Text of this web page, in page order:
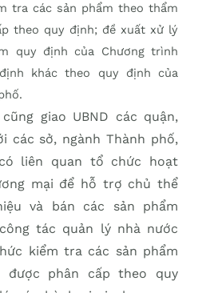
tra các sản phẩm theo thẩm
theo quy định; đề xuất xử lý
quy định của Chương trình
khác theo quy định của
giao UBND các quận,
các sở, ngành Thành phố,
liên quan tổ chức hoạt
mại để hỗ trợ chủ thể
và bán các sản phẩm
tác quản lý nhà nước
kiểm tra các sản phẩm
được phân cấp theo quy